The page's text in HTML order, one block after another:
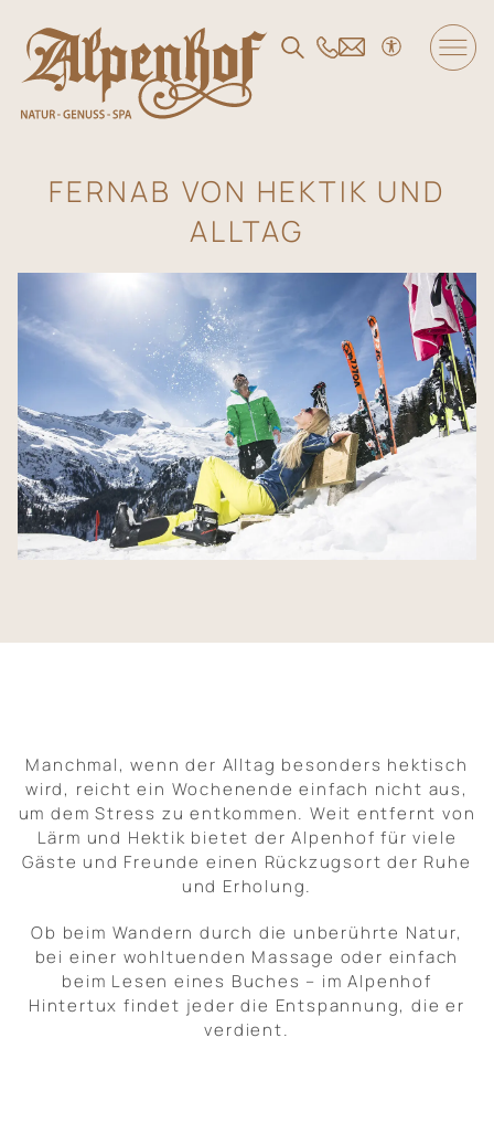
Der Alpenhof
Wohnen und Angebote
Genuss
SPA und Fitness
Familie
Natur und Aktivitäten
Infos und Kontakt
FERNAB VON HEKTIK UND
ALLTAG
Manchmal, wenn der Alltag besonders hektisch
wird, reicht ein Wochenende einfach nicht aus,
um dem Stress zu entkommen. Weit entfernt von
Lärm und Hektik bietet der Alpenhof für viele
Gäste und Freunde einen Rückzugsort der Ruhe
und Erholung.
Ob beim Wandern durch die unberührte Natur,
bei einer wohltuenden Massage oder einfach
beim Lesen eines Buches – im Alpenhof
Hintertux findet jeder die Entspannung, die er
verdient.